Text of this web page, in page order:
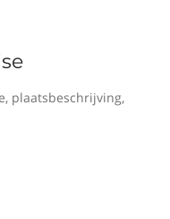
plaatsbeschrijving,